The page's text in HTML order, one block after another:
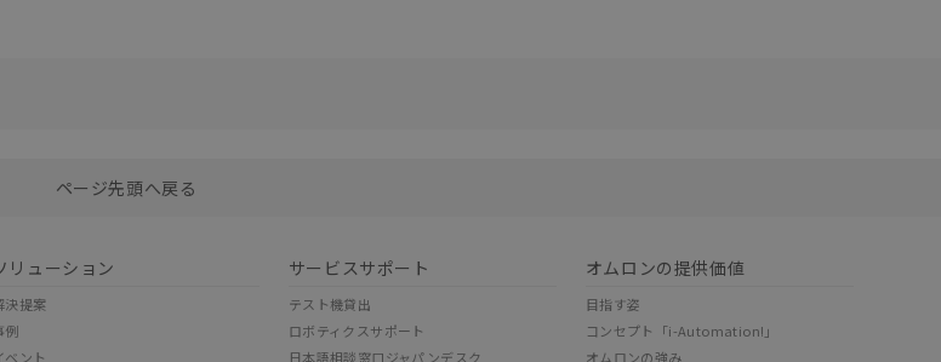
ページ先頭へ戻る
リューション
決提案
例
ベント
サービスサポート
テスト機貸出
ロボティクスサポート
日本語相談窓口ジャパンデスク
オムロンの提供価値
目指す姿
コンセプト「i-Automation!」
オムロンの強み